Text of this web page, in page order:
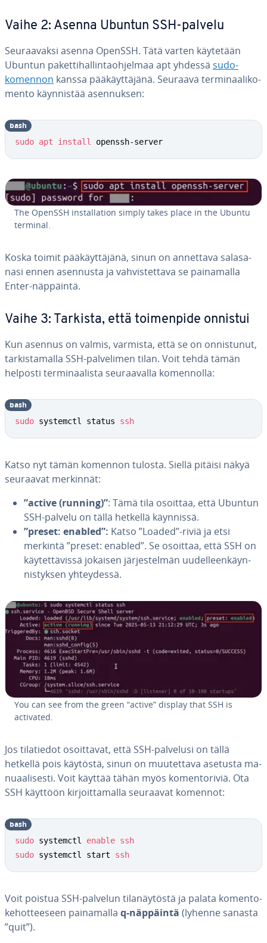
Vaihe 2: Asenna Ubuntun SSH-palvelu
Seu­raa­vak­si asenna OpenSSH. Tätä varten käytetään
Ubuntun pa­ket­ti­hal­lin­taoh­jel­maa apt yhdessä sudo-
komennon kanssa pää­käyt­tä­jä­nä. Seuraava ter­mi­naa­li­ko­
men­to käyn­nis­tää asen­nuk­sen:
sudo apt install openssh-server
bash
The OpenSSH ins­tal­la­tion simply takes place in the Ubuntu
terminal.
Koska toimit pää­käyt­tä­jä­nä, sinun on annettava sa­la­sa­
na­si ennen asennusta ja vah­vis­tet­ta­va se pai­na­mal­la
Enter-näppäintä.
Vaihe 3: Tarkista, että toi­men­pi­de onnistui
Kun asennus on valmis, varmista, että se on on­nis­tu­nut,
tar­kis­ta­mal­la SSH-pal­ve­li­men tilan. Voit tehdä tämän
helposti ter­mi­naa­lis­ta seu­raa­val­la ko­men­nol­la:
sudo systemctl status ssh
bash
Katso nyt tämän komennon tulosta. Siellä pitäisi näkyä
seuraavat merkinnät:
”active (running)”: Tämä tila osoittaa, että Ubuntun
SSH-palvelu on tällä hetkellä käynnissä.
”preset: enabled”: Katso ”Loaded”-riviä ja etsi
merkintä ”preset: enabled”. Se osoittaa, että SSH on
käy­tet­tä­vis­sä jokaisen jär­jes­tel­män uu­del­leen­käyn­
nis­tyk­sen yh­tey­des­sä.
You can see from the green “active” display that SSH is
activated.
Jos ti­la­tie­dot osoit­ta­vat, että SSH-palvelusi on tällä
hetkellä pois käytöstä, sinun on muu­tet­ta­va asetusta ma­
nu­aa­li­ses­ti. Voit käyttää tähän myös ko­men­to­ri­viä. Ota
SSH käyttöön kir­joit­ta­mal­la seuraavat komennot:
sudo systemctl enable ssh
sudo systemctl start ssh
bash
Voit poistua SSH-palvelun ti­la­näy­tös­tä ja palata ko­men­to­
ke­hot­tee­seen pai­na­mal­la q-näppäintä (lyhenne sanasta
”quit”).